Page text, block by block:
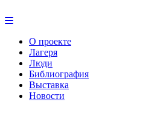
О проекте
Лагеря
Люди
Библиография
Выставка
Новости